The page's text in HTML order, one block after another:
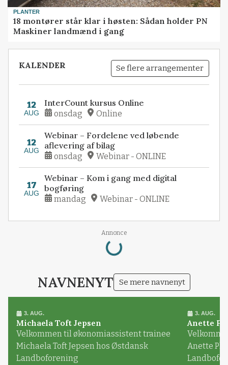
PLANTER
18 montører står klar i høsten: Sådan holder PN
Maskiner landmænd i gang
KALENDER Se flere arrangementer
12
AUG
InterCount kursus Online
onsdag Online
12
AUG
Webinar – Fordelene ved løbende
aflevering af bilag
onsdag Webinar - ONLINE
17
AUG
Webinar – Kom i gang med digital
bogføring
mandag Webinar - ONLINE
Annonce
Loading...
NAVNENYT Se mere navnenyt
3. AUG.
Michaela Toft Jepsen
Velkommen til økonomiassistent trainee
Michaela Toft Jepsen hos Østdansk
Landboforening
3. AUG.
Anette
Anette